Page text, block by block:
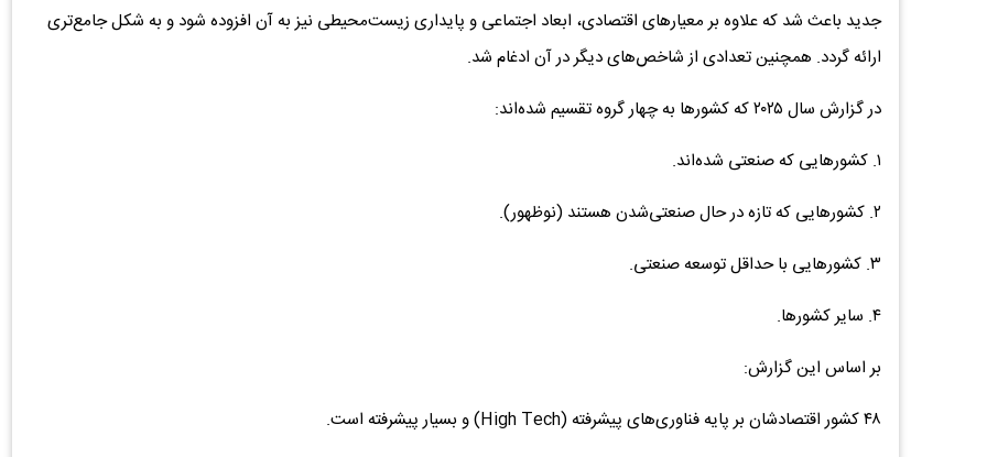
جدید باعث شد که علاوه بر معیارهای اقتصادی، ابعاد اجتماعی و پایداری زیست‌محیطی نیز به آن افزوده شود و به شکل جامع‌تری
ارائه گردد. همچنین تعدادی از شاخص‌های دیگر در آن ادغام شد.
در گزارش سال ۲۰۲۵ که کشورها به چهار گروه تقسیم شده‌اند:
۱. کشورهایی که صنعتی شده‌اند.
۲. کشورهایی که تازه در حال صنعتی‌شدن هستند (نوظهور).
۳. کشورهایی با حداقل توسعه صنعتی.
۴. سایر کشورها.
بر اساس این گزارش:
۴۸ کشور اقتصادشان بر پایه فناوری‌های پیشرفته (High Tech) و بسیار پیشرفته است.